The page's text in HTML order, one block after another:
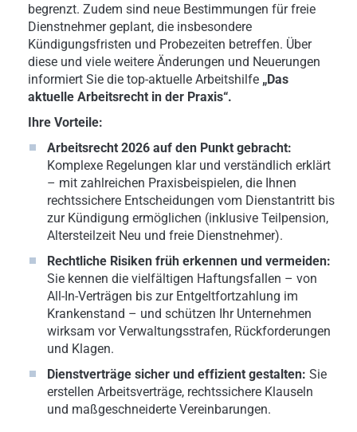
begrenzt. Zudem sind neue Bestimmungen für freie
Dienstnehmer geplant, die insbesondere
Kündigungsfristen und Probezeiten betreffen. Über
diese und viele weitere Änderungen und Neuerungen
informiert Sie die top-aktuelle Arbeitshilfe „Das
aktuelle Arbeitsrecht in der Praxis“.
Ihre Vorteile:
Arbeitsrecht 2026 auf den Punkt gebracht:
Komplexe Regelungen klar und verständlich erklärt
– mit zahlreichen Praxisbeispielen, die Ihnen
rechtssichere Entscheidungen vom Dienstantritt bis
zur Kündigung ermöglichen (inklusive Teilpension,
Altersteilzeit Neu und freie Dienstnehmer).
Rechtliche Risiken früh erkennen und vermeiden:
Sie kennen die vielfältigen Haftungsfallen – von
All-In-Verträgen bis zur Entgeltfortzahlung im
Krankenstand – und schützen Ihr Unternehmen
wirksam vor Verwaltungsstrafen, Rückforderungen
und Klagen.
Dienstverträge sicher und effizient gestalten: Sie
erstellen Arbeitsverträge, rechtssichere Klauseln
und maßgeschneiderte Vereinbarungen.